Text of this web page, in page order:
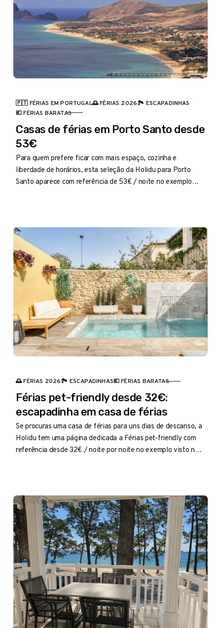
CATEGORIA
🇵🇹 FÉRIAS EM PORTUGAL🌅 FÉRIAS 2026🏞️ ESCAPADINHAS
💶 FÉRIAS BARATAS
Casas de férias em Porto Santo desde
53€
Para quem prefere ficar com mais espaço, cozinha e
liberdade de horários, esta seleção da Holidu para Porto
Santo aparece com referência de 53€ / noite no exemplo
CATEGORIA
🌅 FÉRIAS 2026🏞️ ESCAPADINHAS💶 FÉRIAS BARATAS
Férias pet-friendly desde 32€:
escapadinha em casa de férias
Se procuras uma casa de férias para uns dias de descanso, a
Holidu tem uma página dedicada a Férias pet-friendly com
referência desde 32€ / noite por noite no exemplo visto no